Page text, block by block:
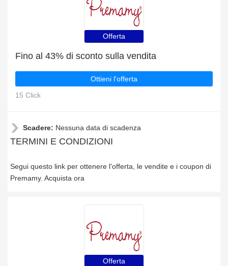
Offerta
Fino al 43% di sconto sulla vendita
Ottieni l'offerta
15 Click
Scadere: Nessuna data di scadenza
TERMINI E CONDIZIONI
Segui questo link per ottenere l'offerta, le vendite e i coupon di
Premamy. Acquista ora
Offerta